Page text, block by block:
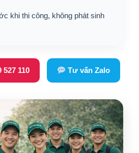
khi thi công, không phát sinh
527 110 Tư vấn Zalo